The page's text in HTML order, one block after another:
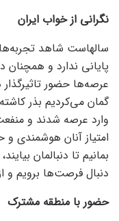
نگرانی از خواب ایران
سالهاست شاهد
پایانی ندارد و همچنان
عرصه‌ها حضور
گمان می‌کردیم بذر
وارد عرصه شدند و
امتیاز آنان هوشمندی و
بمانیم تا دنبالمان
دنبال فرصت‌ها برویم و
حضور با منطقه مشترک